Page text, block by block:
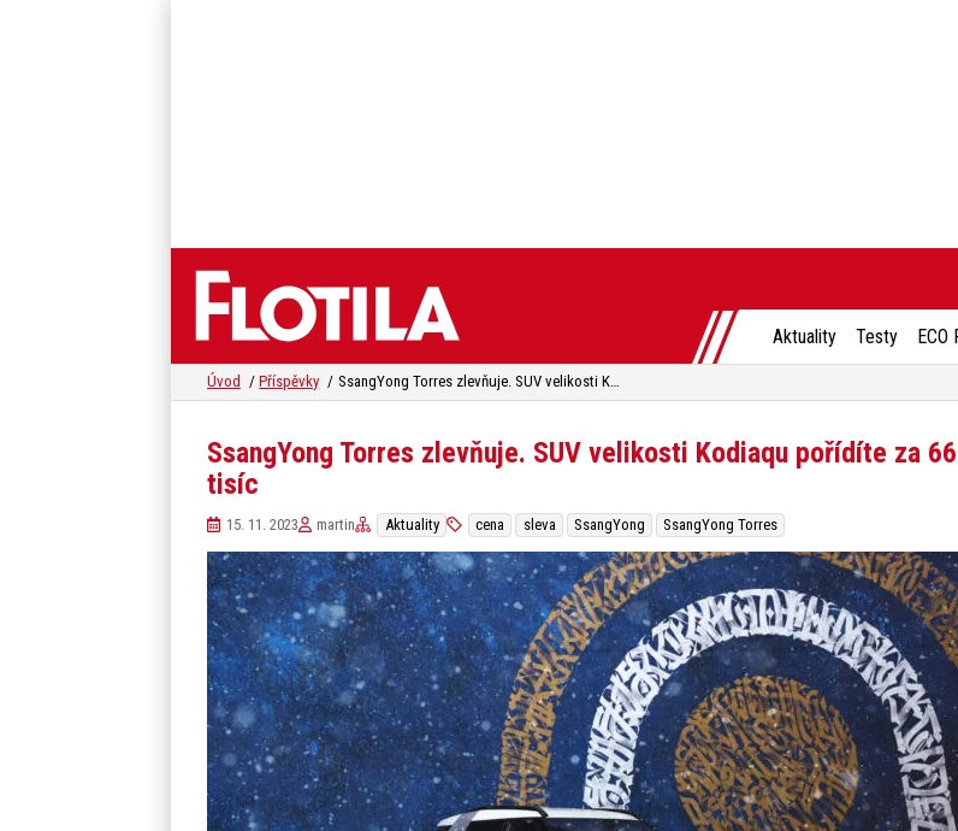
Aktuality Testy ECO
Úvod Příspěvky SsangYong Torres zlevňuje. SUV velikosti Kodiaqu pořídíte za 660 tisíc
SsangYong Torres zlevňuje. SUV velikosti Kodiaqu pořídíte za
tisíc
15. 11. 2023 martin Aktuality cena sleva SsangYong SsangYong Torres